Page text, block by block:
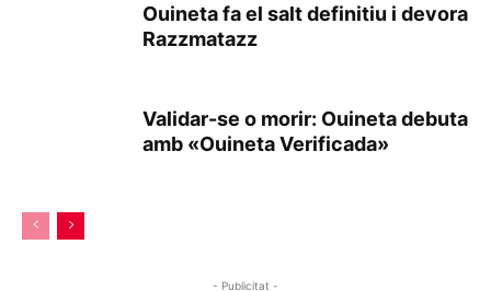
Ouineta fa el salt definitiu i devora
Razzmatazz
Validar-se o morir: Ouineta debuta
amb «Ouineta Verificada»
- Publicitat -